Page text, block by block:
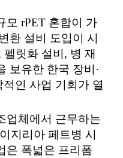
모 rPET 혼합이 가
환 설비 도입이 시
릿화 설비, 병 재
보유한 한국 장비·
인 사업 기회가 열
업체에서 근무하는
지리아 페트병 시
은 폭넓은 프리폼